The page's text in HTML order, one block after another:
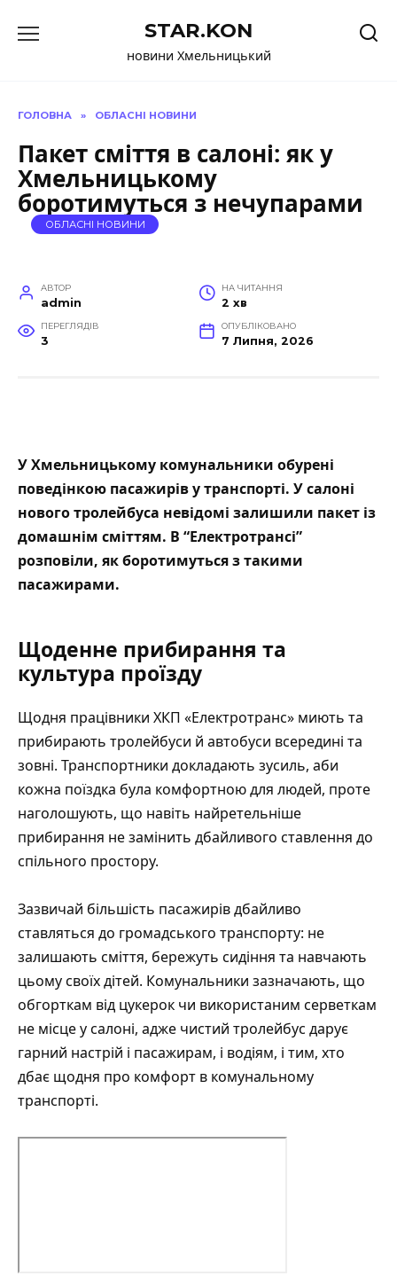
до
STAR.KON
новини Хмельницький
ГОЛОВНА » ОБЛАСНІ НОВИНИ
Пакет сміття в салоні: як у
Хмельницькому
боротимуться з нечупарами
ОБЛАСНІ НОВИНИ
АВТОР
admin
НА ЧИТАННЯ
2 хв
ПЕРЕГЛЯДІВ
3
ОПУБЛІКОВАНО
7 Липня, 2026
У Хмельницькому комунальники обурені
поведінкою пасажирів у транспорті. У салоні
нового тролейбуса невідомі залишили пакет із
домашнім сміттям. В “Електротрансі”
розповіли, як боротимуться з такими
пасажирами.
Щоденне прибирання та
культура проїзду
Щодня працівники ХКП «Електротранс» миють та
прибирають тролейбуси й автобуси всередині та
зовні. Транспортники докладають зусиль, аби
кожна поїздка була комфортною для людей, проте
наголошують, що навіть найретельніше
прибирання не замінить дбайливого ставлення до
спільного простору.
Зазвичай більшість пасажирів дбайливо
ставляться до громадського транспорту: не
залишають сміття, бережуть сидіння та навчають
цьому своїх дітей. Комунальники зазначають, що
обгорткам від цукерок чи використаним серветкам
не місце у салоні, адже чистий тролейбус дарує
гарний настрій і пасажирам, і водіям, і тим, хто
дбає щодня про комфорт в комунальному
транспорті.